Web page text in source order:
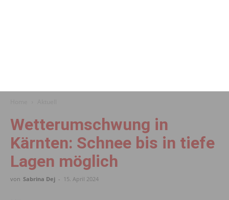
Wetterumschwung in
Kärnten: Schnee bis in tiefe
Lagen möglich
von Sabrina Dej - 15. April 2024